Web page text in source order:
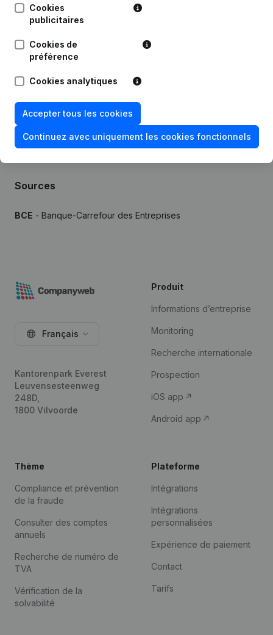
Choisissez des informations rapides ou des détails
granulaires
Recevez des mises à jour sur les développements
importants
Essayer gratuitement
Essai gratuit de 7 jours, aucune carte de crédit requise.
Sources
BCE - Banque-Carrefour des Entreprises
Cookies
publicitaires
Cookies de
préférence
Cookies analytiques
Accepter tous les cookies
Continuez avec uniquement les cookies fonctionnels
Français
Kantorenpark Everest
Leuvensesteenweg
248D,
1800 Vilvoorde
Produit
Informations d’entreprise
Monitoring
Recherche internationale
Prospection
iOS app
Android app
Thème
Compliance et prévention
de la fraude
Consulter des comptes
annuels
Recherche de numéro de
TVA
Vérification de la
solvabilité
Plateforme
Intégrations
Intégrations
personnalisées
Expérience de paiement
Contact
Tarifs